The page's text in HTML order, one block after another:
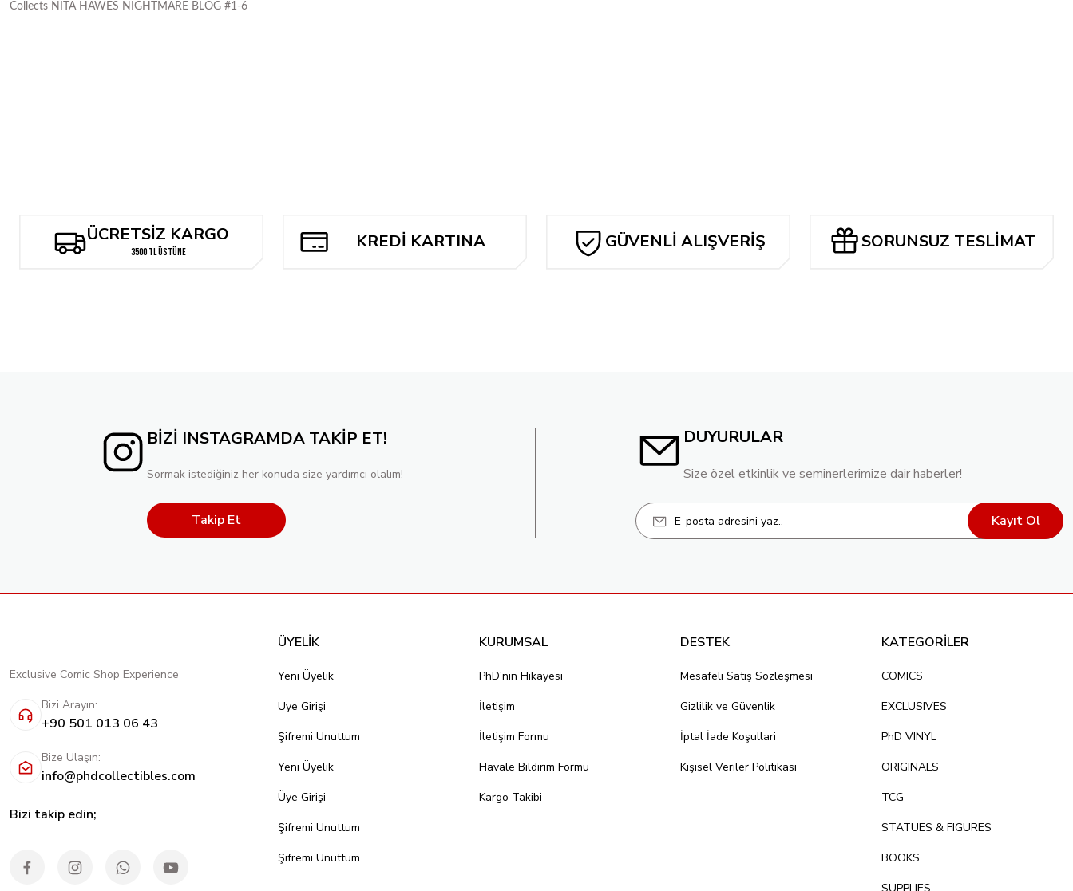
Collects NITA HAWES NIGHTMARE BLOG #1-6
810,56 TL
688,97 TL
ÜCRETSİZ KARGO
3500 TL ÜSTÜNE
KREDİ KARTINA
GÜVENLİ ALIŞVERİŞ SORUNSUZ TESLİMAT
BİZİ INSTAGRAMDA TAKİP ET!
Sormak istediğiniz her konuda size yardımcı olalım!
Takip Et
DUYURULAR
Size özel etkinlik ve seminerlerimize dair haberler!
Kayıt Ol
Exclusive Comic Shop Experience
Bizi Arayın:
+90 501 013 06 43
Bize Ulaşın:
info@phdcollectibles.com
Bizi takip edin;
ÜYELİK
Yeni Üyelik
Üye Girişi
Şifremi Unuttum
Yeni Üyelik
Üye Girişi
Şifremi Unuttum
Şifremi Unuttum
KURUMSAL
PhD'nin Hikayesi
İletişim
İletişim Formu
Havale Bildirim Formu
Kargo Takibi
DESTEK
Mesafeli Satış Sözleşmesi
Gizlilik ve Güvenlik
İptal İade Koşullari
Kişisel Veriler Politikası
KATEGORİLER
COMICS
EXCLUSIVES
PhD VINYL
ORIGINALS
TCG
STATUES & FIGURES
BOOKS